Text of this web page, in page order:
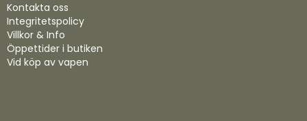
Kontakta oss
Integritetspolicy
Villkor & Info
Öppettider i butiken
Vid köp av vapen